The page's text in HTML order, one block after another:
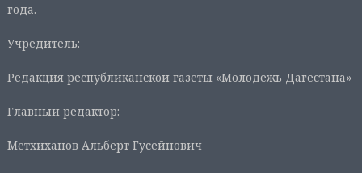
года.
Учредитель:
Редакция республиканской газеты «Молодежь Дагестана»
Главный редактор:
Метхиханов Альберт Гусейнович